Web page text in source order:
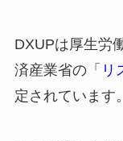
DXUPは厚生労
済産業省の「 リ
定されています。